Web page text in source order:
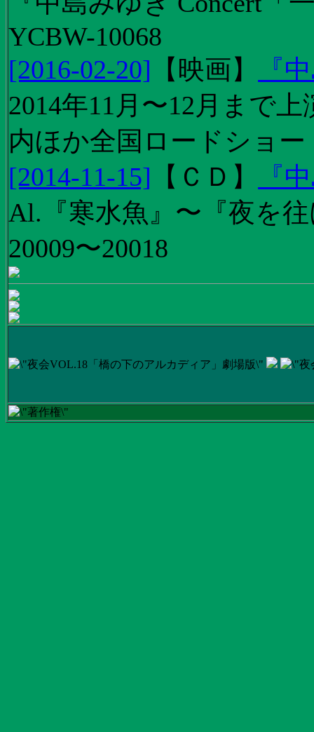
YCBW-10068
[2016-02-20] 【 映画】
『
2014年11月〜12月まで
内ほか全国ロードショー
[2014-11-15] 【 ＣＤ 】
『
Al.『寒水魚』〜『夜を
20009〜20018